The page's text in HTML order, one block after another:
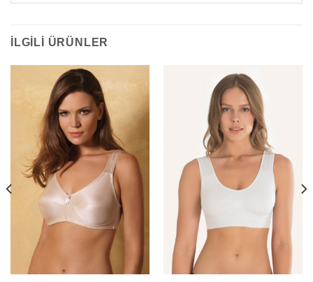
İLGILI ÜRÜNLER